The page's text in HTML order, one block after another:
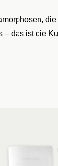
die
– das ist die